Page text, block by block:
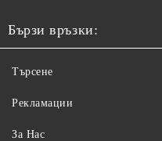
Бързи връзки:
Търсене
Рекламации
За Нас